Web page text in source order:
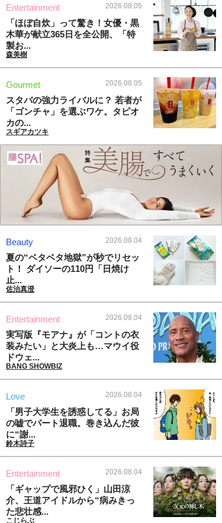
Entertainment 2026.08.05
「ほぼ自炊」って驚き！女優・黒
木華が献立365日を全公開、「特
製お...
森美樹
Gourmet 2026.08.05
スタバの強力ライバルに？ 若者が
「ゴンチャ」を選ぶワケ。タピオ
カの...
スギアカツキ
Beauty 2026.08.04
夏の“ベタベタ地獄”が秒でリセッ
ト！ ダイソーの110円「日焼け
止...
佐治真澄
Entertainment 2026.08.04
実写版『モアナ』が「コントの衣
装みたい」と大炎上も…マウイ役
ドウェ...
BANG SHOWBIZ
Love 2026.08.04
「男子大学生を誘惑してる」お局
の嘘でパート退職。巻き込んだ彼
に“謝...
鈴木詩子
Entertainment 2026.08.04
「ギャップで風邪ひく」山田涼
介、王道アイドルから“病みきっ
た悲壮感...
こじらぶ